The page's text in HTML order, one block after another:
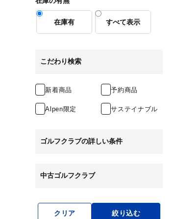
在庫有 すべて表示
こだわり検索
新着商品 予約商品
Alpen限定 サステイナブル
ゴルフクラブの詳しい条件
中古ゴルフクラブ
クリア 絞り込む